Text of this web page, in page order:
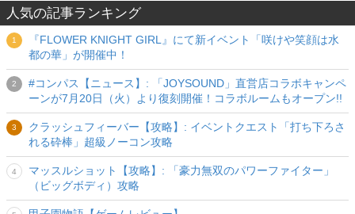
人気の記事ランキング
『FLOWER KNIGHT GIRL』にて新イベント「咲けや笑顔は水
都の華」が開催中！
#コンパス【ニュース】: 「JOYSOUND」直営店コラボキャンペ
ーンが7月20日（火）より復刻開催！コラボルームもオープン!!
クラッシュフィーバー【攻略】: イベントクエスト「打ち下ろさ
れる砕棒」超級ノーコン攻略
マッスルショット【攻略】: 「豪力無双のパワーファイター」
（ビッグボディ）攻略